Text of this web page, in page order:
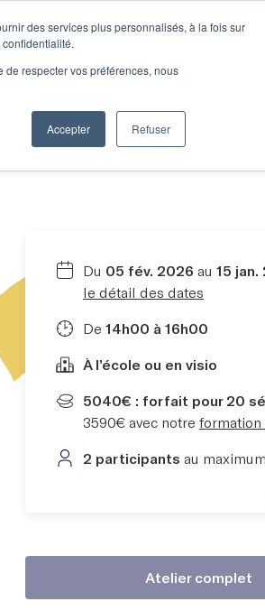
des services plus personnalisés, à la fois sur
respecter vos préférences, nous
Accepter Refuser
Se connecter Je découvre
Entreprises
Du 05 fév. 2026 au 15 jan.
le détail des dates
De 14h00 à 16h00
À l’école ou en visio
5040€ : forfait pour 20
3590€ avec notre formation
2 participants au maximum
Atelier complet